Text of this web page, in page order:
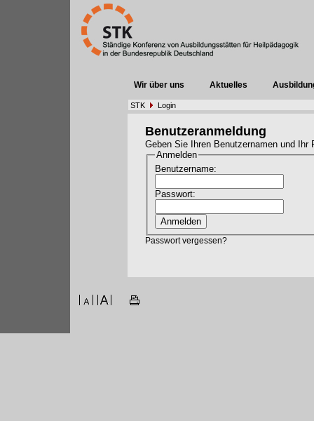
Wir über uns Aktuelles
STK Login
Benutzeranmeldung
Geben Sie Ihren Benutzernamen und
Anmelden
Benutzername:
Passwort:
Passwort vergessen?